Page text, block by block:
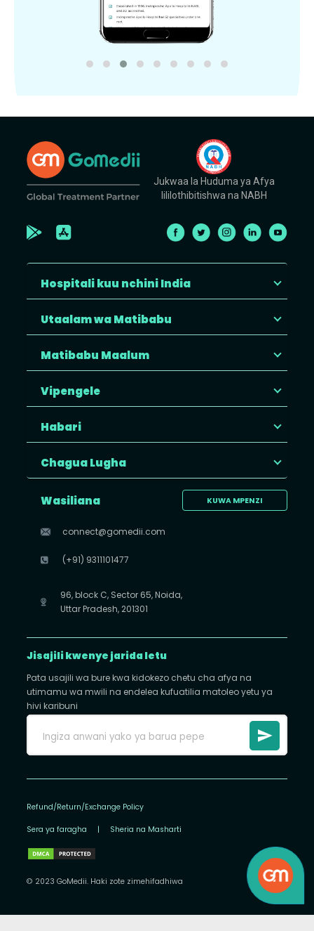
Jukwaa la Huduma ya Afya
lililothibitishwa na NABH
Hospitali kuu nchini India
Utaalam wa Matibabu
Matibabu Maalum
Vipengele
Habari
Chagua Lugha
KUWA MPENZI
Wasiliana
connect@gomedii.com
(+91) 9311101477
96, block C, Sector 65, Noida,
Uttar Pradesh, 201301
Jisajili kwenye jarida letu
Pata usajili wa bure kwa kidokezo chetu cha afya na
utimamu wa mwili na endelea kufuatilia matoleo yetu ya
hivi karibuni
Refund/Return/Exchange Policy
Sera ya faragha | Sheria na Masharti
© 2023 GoMedii. Haki zote zimehifadhiwa